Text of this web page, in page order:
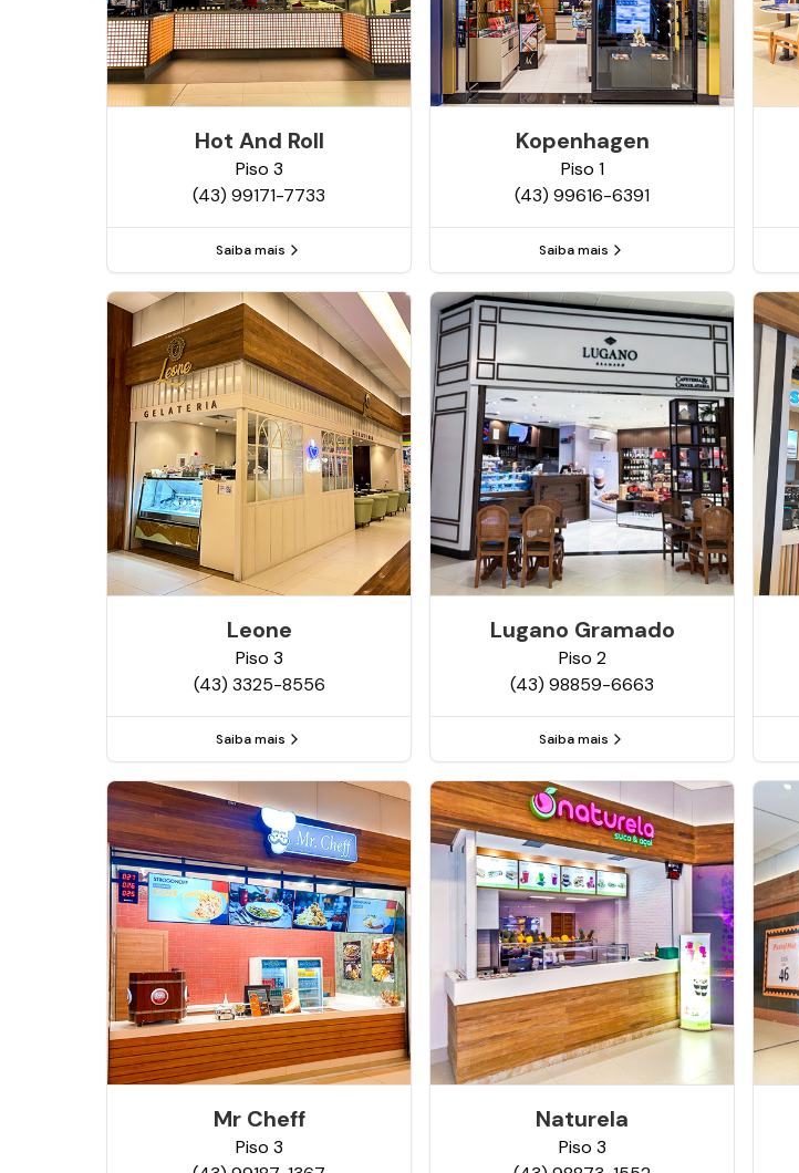
Hot And Roll
Piso 3
(43) 99171-7733
Saiba mais
Kopenhagen
Piso 1
(43) 99616-6391
Saiba mais
Leone
Piso 3
(43) 3325-8556
Saiba mais
Lugano Gramado
Piso 2
(43) 98859-6663
Saiba mais
Mr Cheff
Piso 3
Naturela
Piso 3